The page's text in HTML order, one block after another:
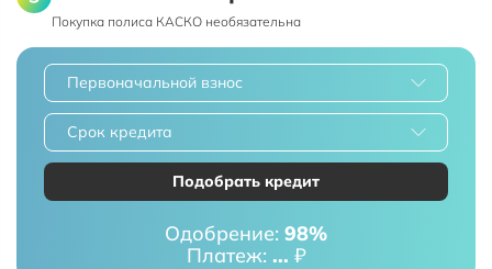
Покупка полиса КАСКО необязательна
Первоначальной взнос
Срок кредита
Подобрать кредит
Одобрение: 98%
Платеж: ... ₽